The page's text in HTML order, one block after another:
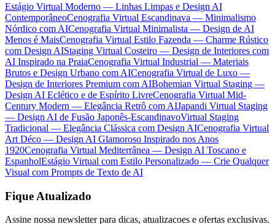
Estágio Virtual Moderno — Linhas Limpas e Design AI
ContemporâneoCenografia Virtual Escandinava — Minimalismo
Nórdico com AICenografia Virtual Minimalista — Design de AI
Menos é MaisCenografia Virtual Estilo Fazenda — Charme Rústico
com Design AIStaging Virtual Costeiro — Design de Interiores com
AI Inspirado na PraiaCenografia Virtual Industrial — Materiais
Brutos e Design Urbano com AICenografia Virtual de Luxo —
Design de Interiores Premium com AIBohemian Virtual Staging —
Design AI Eclético e de Espírito LivreCenografia Virtual Mid-
Century Modern — Elegância Retrô com AIJapandi Virtual Staging
— Design AI de Fusão Japonês-EscandinavoVirtual Staging
Tradicional — Elegância Clássica com Design AICenografia Virtual
Art Déco — Design AI Glamoroso Inspirado nos Anos
1920Cenografia Virtual Mediterrânea — Design AI Toscano e
EspanholEstágio Virtual com Estilo Personalizado — Crie Qualquer
Visual com Prompts de Texto de AI
Fique Atualizado
Assine nossa newsletter para dicas, atualizacoes e ofertas exclusivas.